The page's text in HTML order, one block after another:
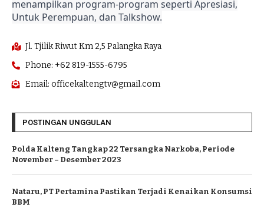
menampilkan program-program seperti Apresiasi,
Untuk Perempuan, dan Talkshow.
Jl. Tjilik Riwut Km 2,5 Palangka Raya
Phone: +62 819-1555-6795
Email: officekaltengtv@gmail.com
POSTINGAN UNGGULAN
Polda Kalteng Tangkap 22 Tersangka Narkoba, Periode
November – Desember 2023
Nataru, PT Pertamina Pastikan Terjadi Kenaikan Konsumsi
BBM